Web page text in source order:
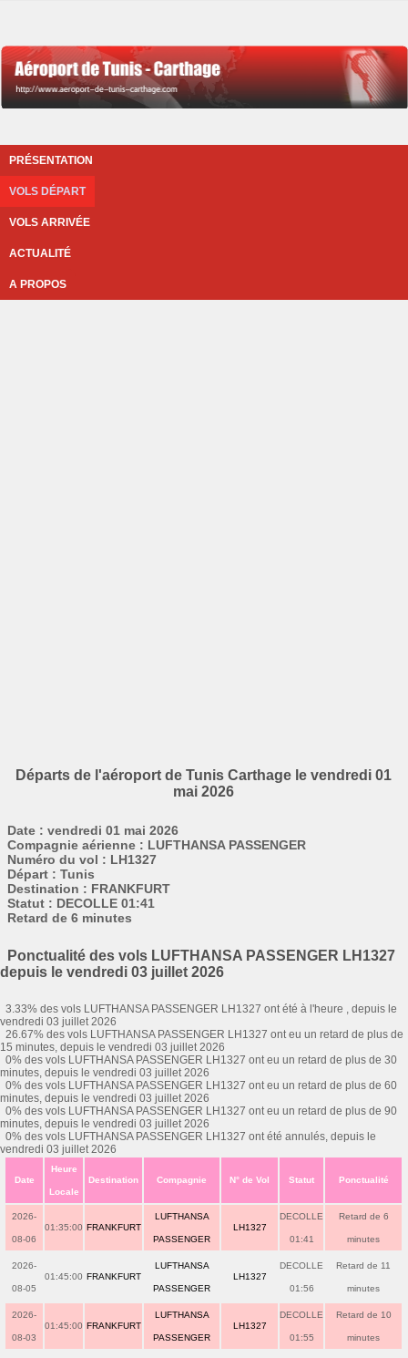
PRÉSENTATION
VOLS DÉPART
VOLS ARRIVÉE
ACTUALITÉ
A PROPOS
Départs de l'aéroport de Tunis Carthage le vendredi 01
mai 2026
Date : vendredi 01 mai 2026
Compagnie aérienne : LUFTHANSA PASSENGER
Numéro du vol : LH1327
Départ : Tunis
Destination : FRANKFURT
Statut : DECOLLE 01:41
Retard de 6 minutes
Ponctualité des vols LUFTHANSA PASSENGER LH1327
depuis le vendredi 03 juillet 2026
3.33% des vols LUFTHANSA PASSENGER LH1327 ont été à l'heure , depuis le
vendredi 03 juillet 2026
26.67% des vols LUFTHANSA PASSENGER LH1327 ont eu un retard de plus de
15 minutes, depuis le vendredi 03 juillet 2026
0% des vols LUFTHANSA PASSENGER LH1327 ont eu un retard de plus de 30
minutes, depuis le vendredi 03 juillet 2026
0% des vols LUFTHANSA PASSENGER LH1327 ont eu un retard de plus de 60
minutes, depuis le vendredi 03 juillet 2026
0% des vols LUFTHANSA PASSENGER LH1327 ont eu un retard de plus de 90
minutes, depuis le vendredi 03 juillet 2026
0% des vols LUFTHANSA PASSENGER LH1327 ont été annulés, depuis le
vendredi 03 juillet 2026
Date
Heure
Locale
Destination Compagnie N° de Vol Statut Ponctualité
2026-
08-06
01:35:00 FRANKFURT
LUFTHANSA
PASSENGER
LH1327
DECOLLE
01:41
Retard de 6
minutes
2026-
08-05
01:45:00 FRANKFURT
LUFTHANSA
PASSENGER
LH1327
DECOLLE
01:56
Retard de 11
minutes
2026-
08-03
01:45:00 FRANKFURT
LUFTHANSA
PASSENGER
LH1327
DECOLLE
01:55
Retard de 10
minutes